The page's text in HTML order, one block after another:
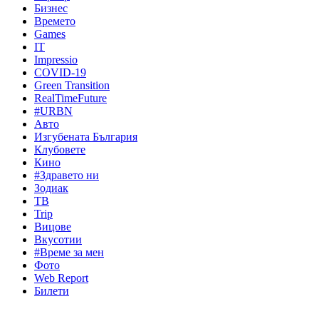
Бизнес
Времето
Games
IT
Impressio
COVID-19
Green Transition
RealTimeFuture
#URBN
Авто
Изгубената България
Клубовете
Кино
#Здравето ни
Зодиак
ТВ
Trip
Вицове
Вкусотии
#Време за мен
Фото
Web Report
Билети